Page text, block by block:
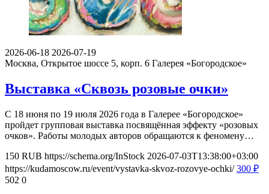
2026-06-18 2026-07-19
Москва, Открытое шоссе 5, корп. 6 Галерея «Богородское»
Выставка «Сквозь розовые очки»
С 18 июня по 19 июля 2026 года в Галерее «Богородское»
пройдет групповая выставка посвящённая эффекту «розовых
очков». Работы молодых авторов обращаются к феномену…
150 RUB https://schema.org/InStock 2026-07-03T13:38:00+03:00
https://kudamoscow.ru/event/vystavka-skvoz-rozovye-ochki/ 300 ₽
502 0